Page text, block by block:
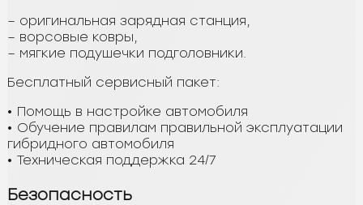
– оригинальная зарядная станция,
– ворсовые ковры,
– мягкие подушечки подголовники.
Бесплатный сервисный пакет:
• Помощь в настройке автомобиля
• Обучение правилам правильной эксплуатации
гибридного автомобиля
• Техническая поддержка 24/7
Безопасность